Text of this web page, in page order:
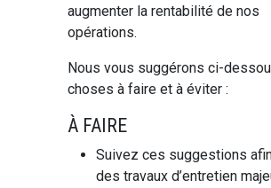
augmenter la rentabilité de nos
opérations.
Nous vous suggérons ci-
choses à faire et à éviter :
À FAIRE
Suivez ces suggestions
des travaux d’entretien